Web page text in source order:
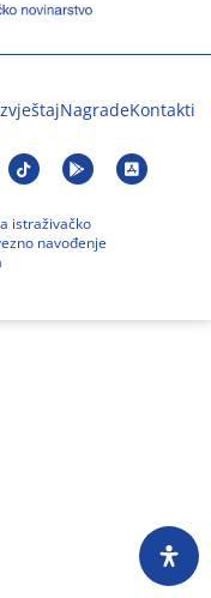
NagradeKontakti
istraživačko
navođenje